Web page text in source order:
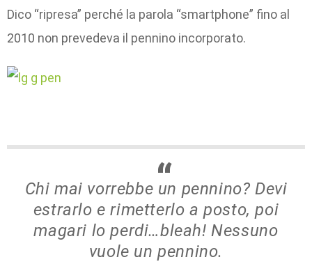
Dico “ripresa” perché la parola “smartphone” fino al
2010 non prevedeva il pennino incorporato.
Chi mai vorrebbe un pennino? Devi
estrarlo e rimetterlo a posto, poi
magari lo perdi…bleah! Nessuno
vuole un pennino.